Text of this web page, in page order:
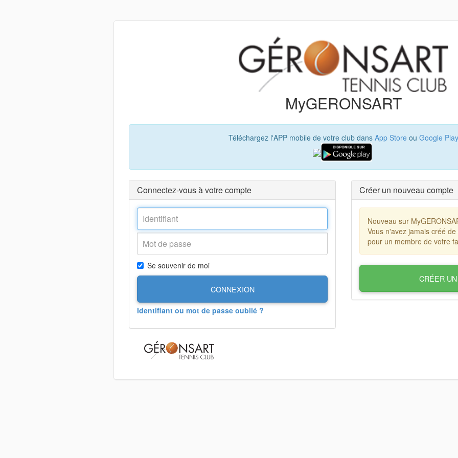
MyGERONSART
Téléchargez l'APP mobile de votre club dans App Store ou Google Play
Connectez-vous à votre compte
Se souvenir de moi
CONNEXION
Identifiant ou mot de passe oublié ?
Créer un nouveau compte
Nouveau sur
Vous n'avez jamais créé
pour un membre de votre
CRÉER